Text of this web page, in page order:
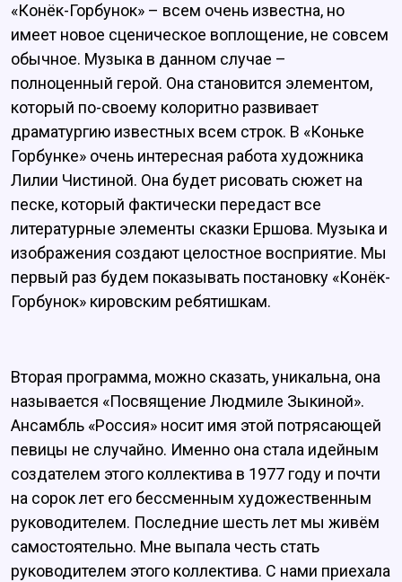
«Конёк-Горбунок» – всем очень известна, но
имеет новое сценическое воплощение, не совсем
обычное. Музыка в данном случае –
полноценный герой. Она становится элементом,
который по-своему колоритно развивает
драматургию известных всем строк. В «Коньке
Горбунке» очень интересная работа художника
Лилии Чистиной. Она будет рисовать сюжет на
песке, который фактически передаст все
литературные элементы сказки Ершова. Музыка и
изображения создают целостное восприятие. Мы
первый раз будем показывать постановку «Конёк-
Горбунок» кировским ребятишкам.
Вторая программа, можно сказать, уникальна, она
называется «Посвящение Людмиле Зыкиной».
Ансамбль «Россия» носит имя этой потрясающей
певицы не случайно. Именно она стала идейным
создателем этого коллектива в 1977 году и почти
на сорок лет его бессменным художественным
руководителем. Последние шесть лет мы живём
самостоятельно. Мне выпала честь стать
руководителем этого коллектива. С нами приехала